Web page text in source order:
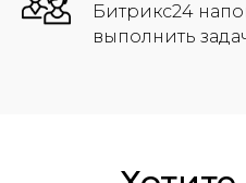
Битрикс24
выполнить